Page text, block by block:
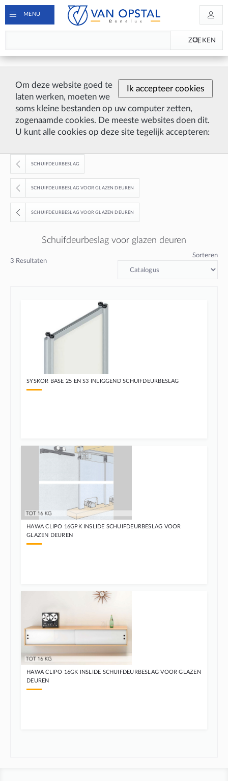
Ik accepteer cookies
Om deze website goed te
laten werken, moeten we
soms kleine bestanden op uw computer zetten,
zogenaamde cookies. De meeste websites doen dit.
U kunt alle cookies op deze site tegelijk accepteren:
MENU
ZOEKEN
SCHUIFDEURBESLAG
SCHUIFDEURBESLAG VOOR GLAZEN DEUREN
SCHUIFDEURBESLAG VOOR GLAZEN DEUREN
Schuifdeurbeslag voor glazen deuren
3 Resultaten
Sorteren
SYSKOR BASE 25 EN S3 INLIGGEND SCHUIFDEURBESLAG
HAWA CLIPO 16GPK INSLIDE SCHUIFDEURBESLAG VOOR
GLAZEN DEUREN
HAWA CLIPO 16GK INSLIDE SCHUIFDEURBESLAG VOOR GLAZEN
DEUREN